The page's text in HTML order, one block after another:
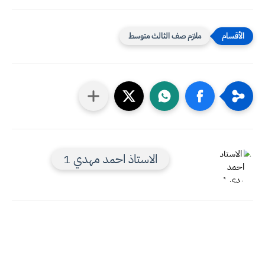
ملازم صف الثالث متوسط
الاستاذ احمد مهدي 1